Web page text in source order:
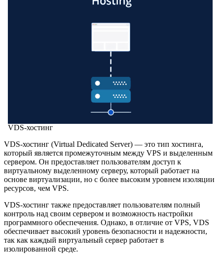
VDS-хостинг
VDS-хостинг (Virtual Dedicated Server) — это тип хостинга,
который является промежуточным между VPS и выделенным
сервером. Он предоставляет пользователям доступ к
виртуальному выделенному серверу, который работает на
основе виртуализации, но с более высоким уровнем изоляции
ресурсов, чем VPS.
VDS-хостинг также предоставляет пользователям полный
контроль над своим сервером и возможность настройки
программного обеспечения. Однако, в отличие от VPS, VDS
обеспечивает высокий уровень безопасности и надежности,
так как каждый виртуальный сервер работает в
изолированной среде.